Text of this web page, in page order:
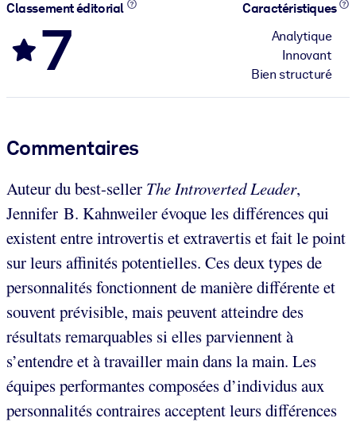
Classement éditorial
7
Caractéristiques
Analytique
Innovant
Bien structuré
Commentaires
Auteur du best-seller The Introverted Leader,
Jennifer B. Kahnweiler évoque les différences qui
existent entre introvertis et extravertis et fait le point
sur leurs affinités potentielles. Ces deux types de
personnalités fonctionnent de manière différente et
souvent prévisible, mais peuvent atteindre des
résultats remarquables si elles parviennent à
s’entendre et à travailler main dans la main. Les
équipes performantes composées d’individus aux
personnalités contraires acceptent leurs différences